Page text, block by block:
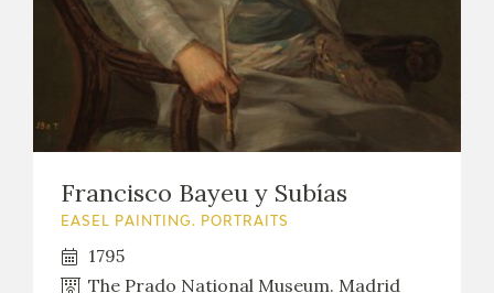
Francisco Bayeu y Subías
EASEL PAINTING. PORTRAITS
1795
The Prado National Museum. Madrid